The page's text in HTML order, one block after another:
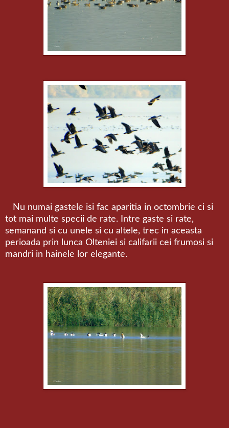
Nu numai gastele isi fac aparitia in octombrie ci si
tot mai multe specii de rate. Intre gaste si rate,
semanand si cu unele si cu altele, trec in aceasta
perioada prin lunca Olteniei si califarii cei frumosi si
mandri in hainele lor elegante.